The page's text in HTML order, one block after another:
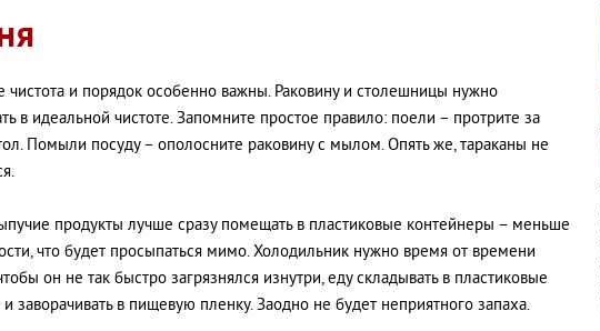
чистота и порядок особенно важны. Раковину и столешницы нужно
в идеальной чистоте. Запомните простое правило: поели – протрите за
Помыли посуду – ополосните раковину с мылом. Опять же, тараканы не
продукты лучше сразу помещать в пластиковые контейнеры – меньше
что будет просыпаться мимо. Холодильник нужно время от времени
он не так быстро загрязнялся изнутри, еду складывать в пластиковые
заворачивать в пищевую пленку. Заодно не будет неприятного запаха.